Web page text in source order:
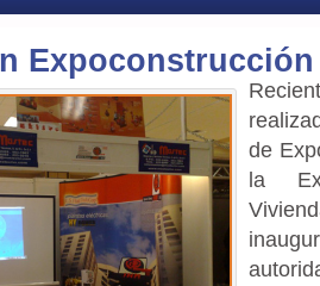
Expoconstrucción
de
la